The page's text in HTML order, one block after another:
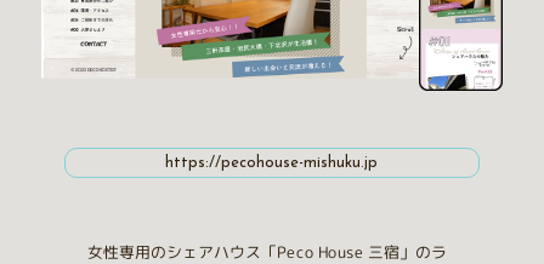
https://pecohouse-mishuku.jp
女性専用のシェアハウス「Peco House 三宿」のラ